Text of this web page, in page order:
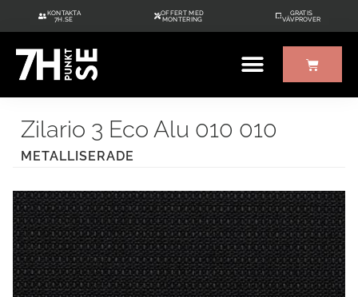
KONTAKTA
7H.SE
OFFERT MED
MONTERING
GRATIS
VÄVPROVER
Zilario 3 Eco Alu 010 010
METALLISERADE